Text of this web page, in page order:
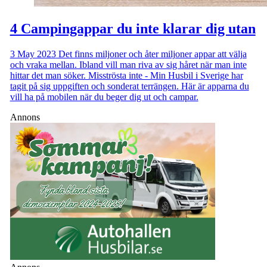
4 Campingappar du inte klarar dig utan
3 May 2023Det finns miljoner och åter miljoner appar att välja
och vraka mellan. Ibland vill man riva av sig håret när man inte
hittar det man söker. Misströsta inte - Min Husbil i Sverige har
tagit på sig uppgiften och sonderat terrängen. Här är apparna du
vill ha på mobilen när du beger dig ut och campar.
Annons